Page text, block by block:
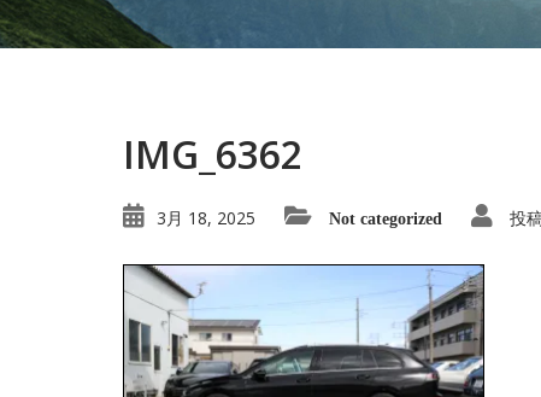
IMG_6362
3月 18, 2025 Not categorized 投